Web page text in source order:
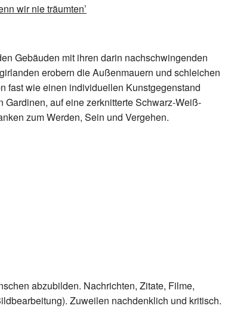
Gebäuden mit ihren darin nachschwingenden
erobern die Außenmauern und schleichen
fast wie einen individuellen Kunstgegenstand
auf eine zerknitterte Schwarz-Weiß-
zum Werden, Sein und Vergehen.
abzubilden. Nachrichten, Zitate, Filme,
Zuweilen nachdenklich und kritisch.